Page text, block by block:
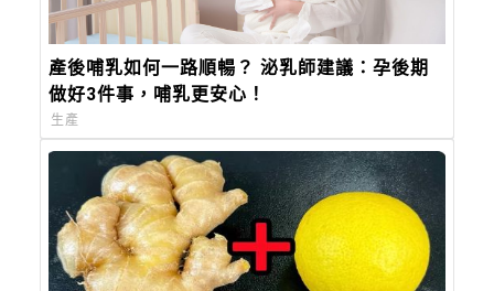
產後哺乳如何一路順暢？ 泌乳師建議：孕後期
做好3件事，哺乳更安心！
生產